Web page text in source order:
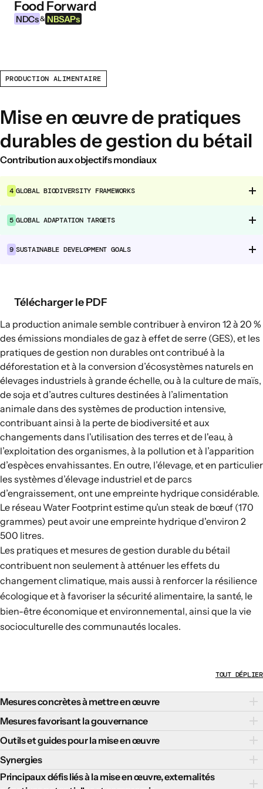
Aller au contenu
Food Forward
NDCs & NBSAPs
INFORMATIONS
À propos de cet outil
Qu’est-ce que les NDCs ?
Qu’est-ce que les NBSAPs ?
Pourquoi agir sur l’agriculture et les
systèmes alimentaires ?
Environnement alimentaire
Gouvernance alimentaire
alimentaire
Consommation alimentaire
EXPLORER
Options politiques dans le domaine de
l’agriculture et des systèmes
alimentaires
Connexions
PRODUCTION ALIMENTAIRE
Mise en œuvre de pratiques
durables de gestion du bétail
Contribution aux objectifs mondiaux
4 GLOBAL BIODIVERSITY FRAMEWORKS
5 GLOBAL ADAPTATION TARGETS
9 SUSTAINABLE DEVELOPMENT GOALS
Télécharger le PDF
La production animale semble contribuer à environ 12 à 20 %
des émissions mondiales de gaz à effet de serre (GES), et les
pratiques de gestion non durables ont contribué à la
déforestation et à la conversion d’écosystèmes naturels en
élevages industriels à grande échelle, ou à la culture de maïs,
de soja et d’autres cultures destinées à l’alimentation
animale dans des systèmes de production intensive,
contribuant ainsi à la perte de biodiversité et aux
changements dans l'utilisation des terres et de l'eau, à
l’exploitation des organismes, à la pollution et à l’apparition
d’espèces envahissantes. En outre, l’élevage, et en particulier
les systèmes d’élevage industriel et de parcs
d’engraissement, ont une empreinte hydrique considérable.
Le réseau Water Footprint estime qu’un steak de bœuf (170
grammes) peut avoir une empreinte hydrique d'environ 2
500 litres.
Les pratiques et mesures de gestion durable du bétail
contribuent non seulement à atténuer les effets du
changement climatique, mais aussi à renforcer la résilience
écologique et à favoriser la sécurité alimentaire, la santé, le
bien-être économique et environnemental, ainsi que la vie
socioculturelle des communautés locales.
TOUT DÉPLIER
Mesures concrètes à mettre en œuvre
L’amélioration des pratiques d’élevage peut souvent
contribuer à atténuer les effets du changement climatique
tout en minimisant l’empreinte hydrique et la perte de
biodiversité grâce à la réduction de la pression exercée sur
les écosystèmes.La FAOa identifié les mesures suivantes
Mesures favorisant la gouvernance
La transition vers une gestion durable du bétail au niveau des
exploitations agricoles nécessite plusieurs mesures de
gouvernance afin de permettre aux agriculteurs d’adopter
des pratiques améliorées, notamment :
Outils et guides pour la mise en œuvre
Parmi les principaux outils et guides permettant de réduire
les émissions provenant du bétail grâce à des pratiques de
gestion durables, on peut citer :
Synergies
Les pratiques durables de gestion du bétail soutiennent
Principaux défis liés à la mise en œuvre, externalités